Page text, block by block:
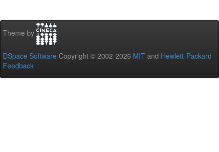
Theme by
DSpace Software Copyright © 2002-2026 MIT and Hewlett-Packard -
Feedback